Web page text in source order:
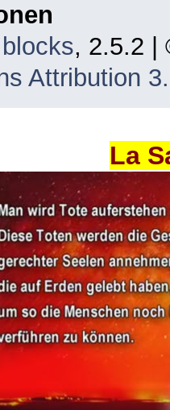
, 2.5.2 |
Attribution
La